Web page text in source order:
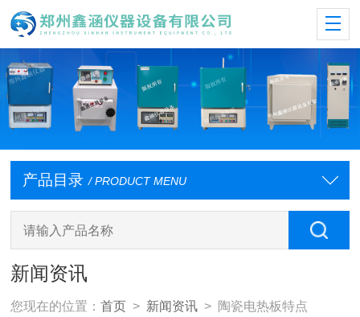
产品目录 / PRODUCT MENU
新闻资讯
您现在的位置：首页 > 新闻资讯 > 陶瓷电热板特点